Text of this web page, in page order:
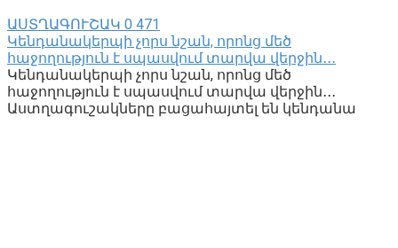
ԱՍՏՂԱԳՈՒՇԱԿ 0 471
Կենդանակերպի չորս նշան, որոնց մեծ
հաջողություն է սպասվում տարվա վերջին․․․
Կենդանակերպի չորս նշան, որոնց մեծ
հաջողություն է սպասվում տարվա վերջին․․․
Աստղագուշակները բացահայտել են կենդանա